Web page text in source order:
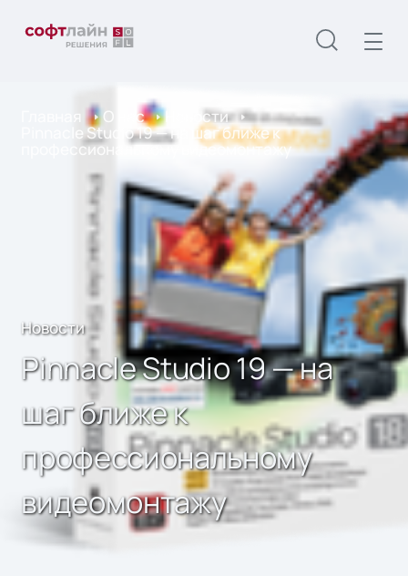
О нас Новости
Pinnacle Studio 19 — на шаг ближе к
профессиональному видеомонтажу
Новости
Pinnacle Studio 19 — на
шаг ближе к
профессиональному
видеомонтажу